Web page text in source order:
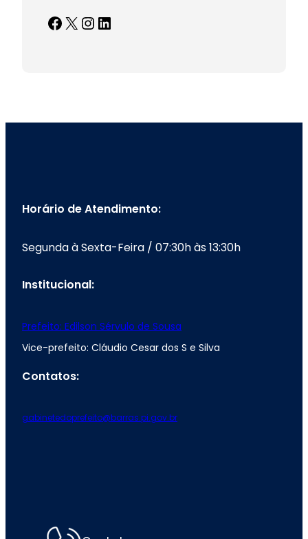
Facebook X InstagramLinkedIn
Horário de Atendimento:
Segunda à Sexta-Feira / 07:30h às 13:30h
Institucional:
Prefeito: Edilson Sérvulo de Sousa
Vice-prefeito: Cláudio Cesar dos S e Silva
Contatos:
gabinetedoprefeito@barras.pi.gov.br